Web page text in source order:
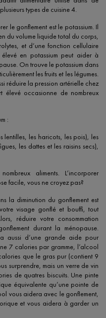
types de cuisine 4.
le gonflement est le potassium. Il
du volume liquide total du corps,
et d’une fonction cellulaire
en potassium peut aider à
On trouve le potassium dans
les fruits et les légumes.
réduire la pression artérielle chez
élevé occasionne de nombreux
:
lentilles, les haricots, les pois), les
les dattes et les raisins secs),
aliments. L’incorporer
facile, vous ne croyez pas?
la diminution du gonflement est
visage gonflé et bouffi, tout
réduire votre consommation
durant la ménopause.
aussi d’une grande aide pour
7 calories par gramme, l’alcool
que le gras pur (contient 9
surprendre, mais un verre de vin
de quatres biscuits. Une pinte
équivalente qu’une pointe de
vous aidera avec le gonflement,
et vous aidera à garder un